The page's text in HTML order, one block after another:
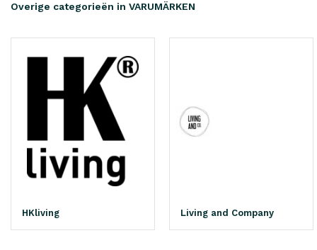
Overige categorieën in VARUMÄRKEN
HKliving Living and Company